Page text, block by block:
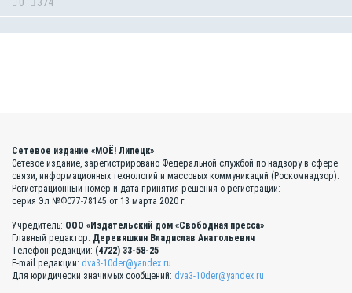
Сетевое издание «МОЁ! Липецк»
Сетевое издание, зарегистрировано Федеральной службой по надзору в сфере
связи, информационных технологий и массовых коммуникаций (Роскомнадзор).
Регистрационный номер и дата принятия решения о регистрации:
серия Эл №ФС77-78145 от 13 марта 2020 г.
Учредитель: ООО «Издательский дом «Свободная пресса»
Главный редактор: Деревяшкин Владислав Анатольевич
Телефон редакции: (4722) 33-58-25
E-mail редакции: dva3-10der@yandex.ru
Для юридически значимых сообщений: dva3-10der@yandex.ru